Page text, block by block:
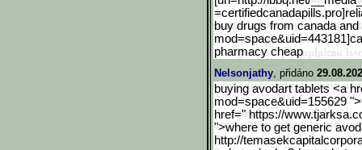
=certifiedcanadapills.pro]reli
buy drugs from canada
mod=space&uid=443181]c
pharmacy cheap
Nelsonjathy, přidáno
buying avodart tablets <a
mod=space&uid=155629
href=" https://
">where to get generic
http://temasekcapitalcorp